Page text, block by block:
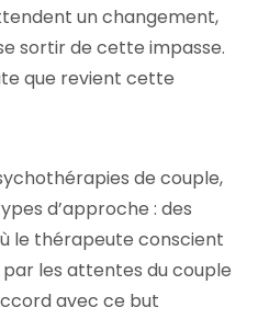
un changement,
sortir de cette impasse.
que revient cette
de couple,
d’approche : des
le thérapeute conscient
les attentes du couple
avec ce but